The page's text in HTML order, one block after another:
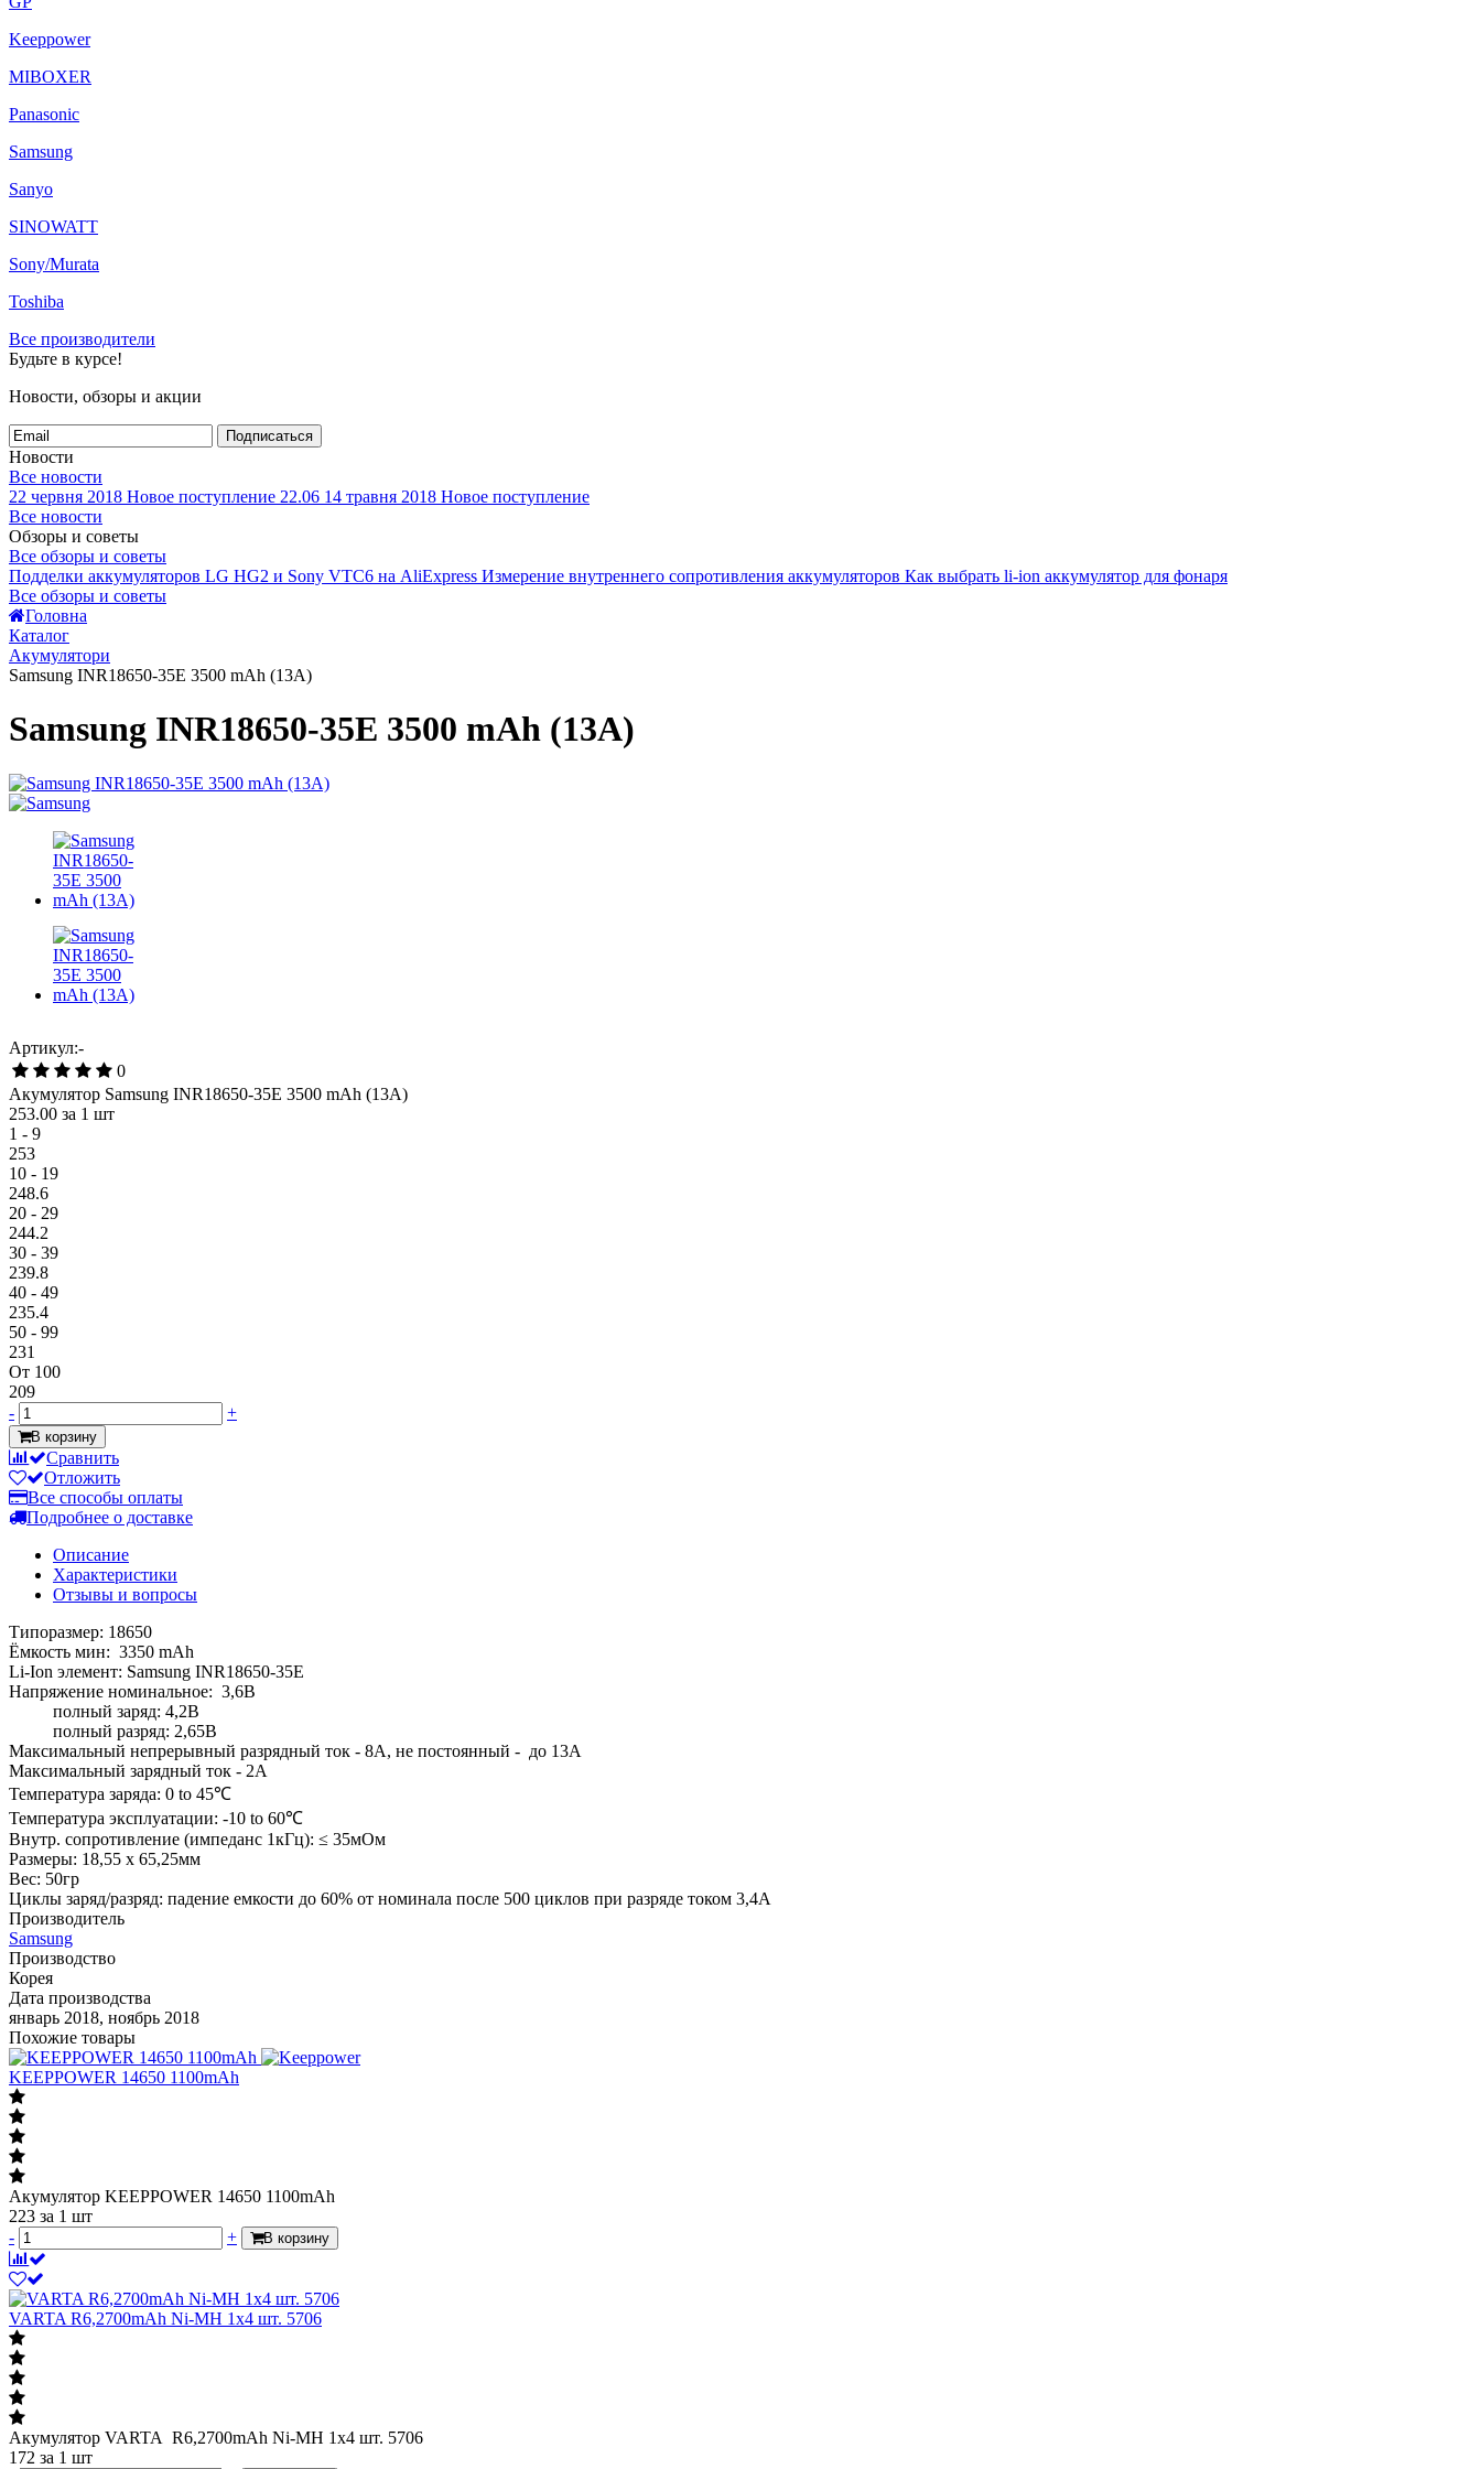
Keeppower
MIBOXER
Panasonic
Samsung
Sanyo
SINOWATT
Sony/Murata
Toshiba
Все производители
Будьте в курсе!
Новости, обзоры и акции
Подписаться
Новости
Все новости
22 червня 2018 Новое поступление 22.06 14 травня 2018 Новое поступление
Все новости
Обзоры и советы
Все обзоры и советы
Подделки аккумуляторов LG HG2 и Sony VTC6 на AliExpress Измерение внутреннего сопротивления аккумуляторов Как выбрать li-ion аккумулятор для фонаря
Все обзоры и советы
Головна
Каталог
Акумулятори
Samsung INR18650-35E 3500 mAh (13А)
Samsung INR18650-35E 3500 mAh (13А)
Артикул:-
0
Акумулятор Samsung INR18650-35E 3500 mAh (13А)
253.00 за 1 шт
1 - 9
253
10 - 19
248.6
20 - 29
244.2
30 - 39
239.8
40 - 49
235.4
50 - 99
231
От 100
209
-
+
В корзину
Сравнить
Отложить
Все способы оплаты
Подробнее о доставке
Описание
Характеристики
Отзывы и вопросы
Типоразмер: 18650
Ёмкость мин: 3350 mAh
Li-Ion элемент: Samsung INR18650-35E
Напряжение номинальное: 3,6В
полный заряд: 4,2В
полный разряд: 2,65В
Максимальный непрерывный разрядный ток - 8А, не постоянный - до 13А
Максимальный зарядный ток - 2А
Температура заряда: 0 to 45℃
Температура эксплуатации: -10 to 60℃
Внутр. сопротивление (импеданс 1кГц): ≤ 35мОм
Размеры: 18,55 х 65,25мм
Вес: 50гр
Циклы заряд/разряд: падение емкости до 60% от номинала после 500 циклов при разряде током 3,4А
Производитель
Samsung
Производство
Корея
Дата производства
январь 2018, ноябрь 2018
Похожие товары
KEEPPOWER 14650 1100mAh
Акумулятор KEEPPOWER 14650 1100mAh
223 за 1 шт
-
+ В корзину
VARTA R6,2700mAh Ni-MH 1х4 шт. 5706
Акумулятор VARTA R6,2700mAh Ni-MH 1х4 шт. 5706
172 за 1 шт